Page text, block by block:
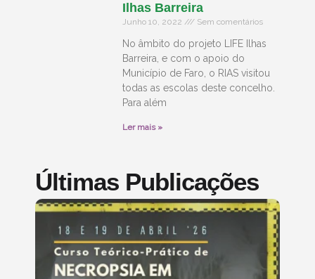
Ilhas Barreira
Junho 10, 2022 Sem comentários
No âmbito do projeto LIFE Ilhas
Barreira, e com o apoio do
Município de Faro, o RIAS visitou
todas as escolas deste concelho.
Para além
Ler mais »
Últimas Publicações